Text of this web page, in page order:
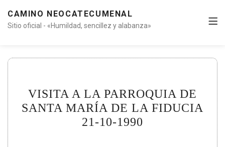
CAMINO NEOCATECUMENAL
Sitio oficial - «Humildad, sencillez y alabanza»
VISITA A LA PARROQUIA DE
SANTA MARÍA DE LA FIDUCIA
21-10-1990